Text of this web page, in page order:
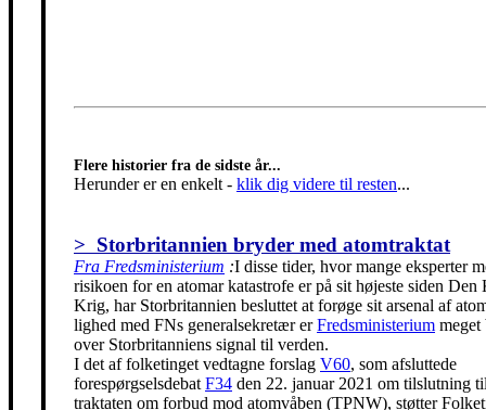
Flere historier fra de sidste år...
Herunder er en enkelt - klik dig videre til resten...
> Storbritannien bryder med atomtraktat
Fra Fredsministerium :I disse tider, hvor mange eksperter
risikoen for en atomar katastrofe er på sit højeste siden Den
Krig, har Storbritannien besluttet at forøge sit arsenal af
lighed med FNs generalsekretær erFredsministerium meget
over Storbritanniens signal til verden.
I det af folketinget vedtagne forslag V60, som afsluttede
forespørgselsdebat F34 den 22. januar 2021 om tilslutning
traktaten om forbud mod atomvåben (TPNW), støtter